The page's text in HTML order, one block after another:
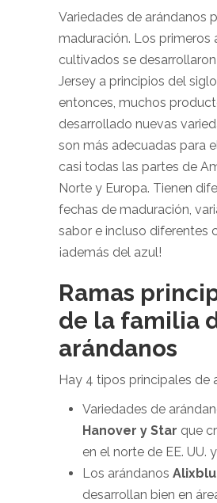
Variedades de arándanos
maduración. Los primeros
cultivados se
Jersey a principios del
entonces, muchos
desarrollado nuevas
son más adecuadas para
casi todas las partes de
Norte y Europa. Tienen
fechas de maduración,
sabor e incluso diferentes
¡además del azul!
Ramas
de la familia
arándanos
Hay 4 tipos principales de
Variedades de
Hanover y Star que
en el norte de EE. UU.
Los arándanos
desarrollan bien en